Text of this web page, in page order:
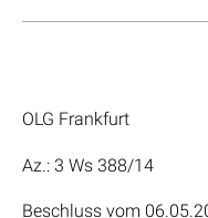
OLG Frankfurt
Az.: 3 Ws 388/14
Beschluss vom